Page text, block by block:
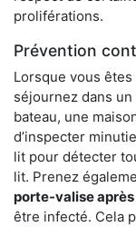
proliférations.
Prévention
Lorsque vous
séjournez dans
bateau, une
d’inspecter
lit pour détecter
lit. Prenez
porte-valise après
être infecté. Cela